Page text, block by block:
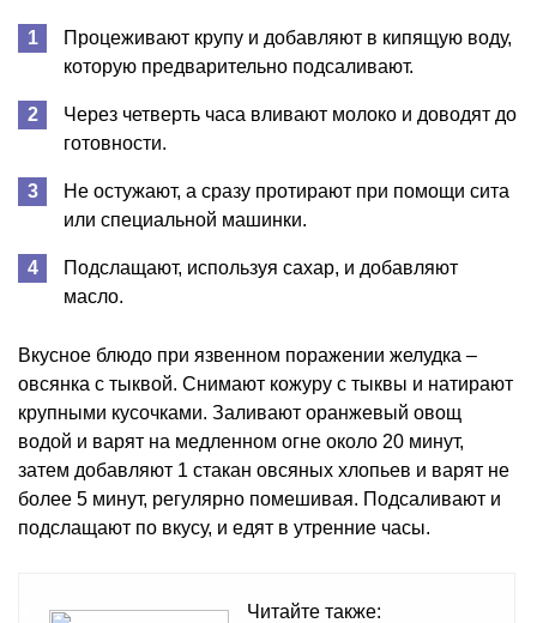
Процеживают крупу и добавляют в кипящую воду,
которую предварительно подсаливают.
Через четверть часа вливают молоко и доводят до
готовности.
Не остужают, а сразу протирают при помощи сита
или специальной машинки.
Подслащают, используя сахар, и добавляют
масло.
Вкусное блюдо при язвенном поражении желудка –
овсянка с тыквой. Снимают кожуру с тыквы и натирают
крупными кусочками. Заливают оранжевый овощ
водой и варят на медленном огне около 20 минут,
затем добавляют 1 стакан овсяных хлопьев и варят не
более 5 минут, регулярно помешивая. Подсаливают и
подслащают по вкусу, и едят в утренние часы.
Читайте также: